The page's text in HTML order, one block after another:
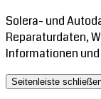
Solera- und
Reparaturdaten,
Informationen
Seitenleiste